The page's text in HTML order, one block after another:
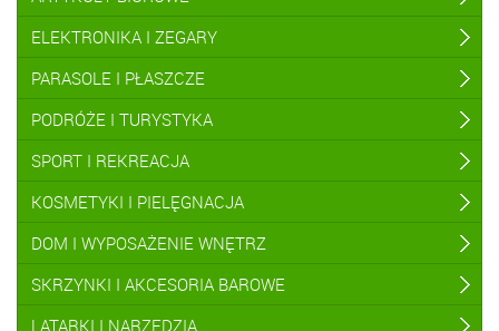
ELEKTRONIKA I ZEGARY
PARASOLE I PŁASZCZE
PODRÓŻE I TURYSTYKA
SPORT I REKREACJA
KOSMETYKI I PIELĘGNACJA
DOM I WYPOSAŻENIE WNĘTRZ
SKRZYNKI I AKCESORIA BAROWE
LATARKI I NARZĘDZIA